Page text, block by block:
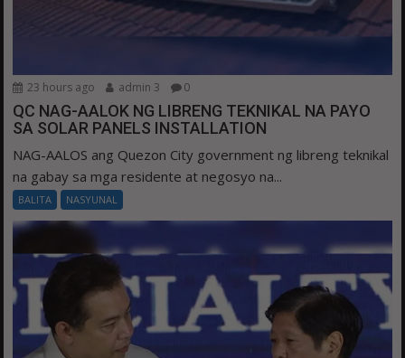
23 hours ago admin 3 0
QC NAG-AALOK NG LIBRENG TEKNIKAL NA PAYO
SA SOLAR PANELS INSTALLATION
NAG-AALOS ang Quezon City government ng libreng teknikal
na gabay sa mga residente at negosyo na...
BALITA NASYUNAL